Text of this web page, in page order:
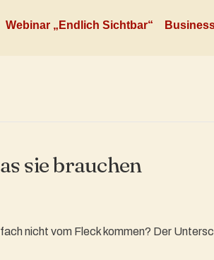
Webinar „Endlich Sichtbar“
sie brauchen
nicht vom Fleck kommen? Der